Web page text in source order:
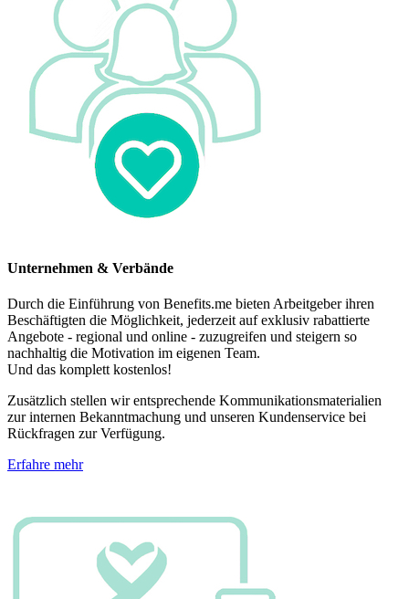
Unternehmen & Verbände
Durch die Einführung von Benefits.me bieten Arbeitgeber ihren
Beschäftigten die Möglichkeit, jederzeit auf exklusiv rabattierte
Angebote - regional und online - zuzugreifen und steigern so
nachhaltig die Motivation im eigenen Team.
Und das komplett kostenlos!
Zusätzlich stellen wir entsprechende Kommunikationsmaterialien
zur internen Bekanntmachung und unseren Kundenservice bei
Rückfragen zur Verfügung.
Erfahre mehr